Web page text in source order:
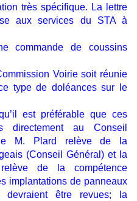
très spécifique. La lettre
aux services du STA à
commande de coussins
Voirie soit réunie
type de doléances sur le
est préférable que ces
directement au Conseil
M. Plard relève de la
(Conseil Général) et la
de la compétence
implantations de panneaux
devraient être revues; la